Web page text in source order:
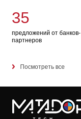
35
предложений от банков-
партнеров
Посмотреть все